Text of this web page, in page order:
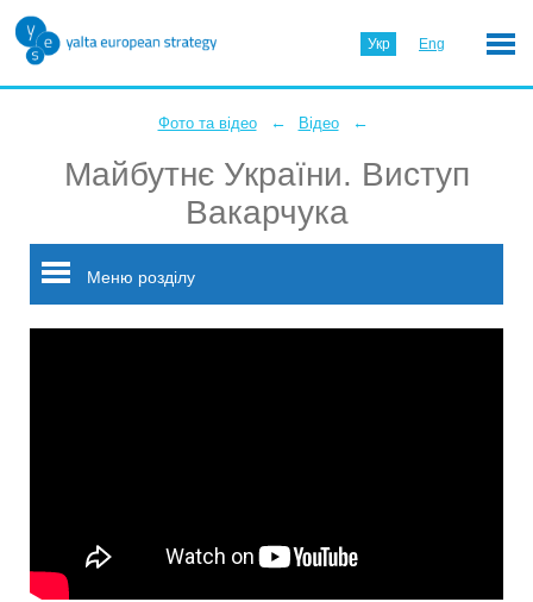
Укр Eng
Фото та відео ← Відео ←
Майбутнє України. Виступ
Вакарчука
Меню розділу